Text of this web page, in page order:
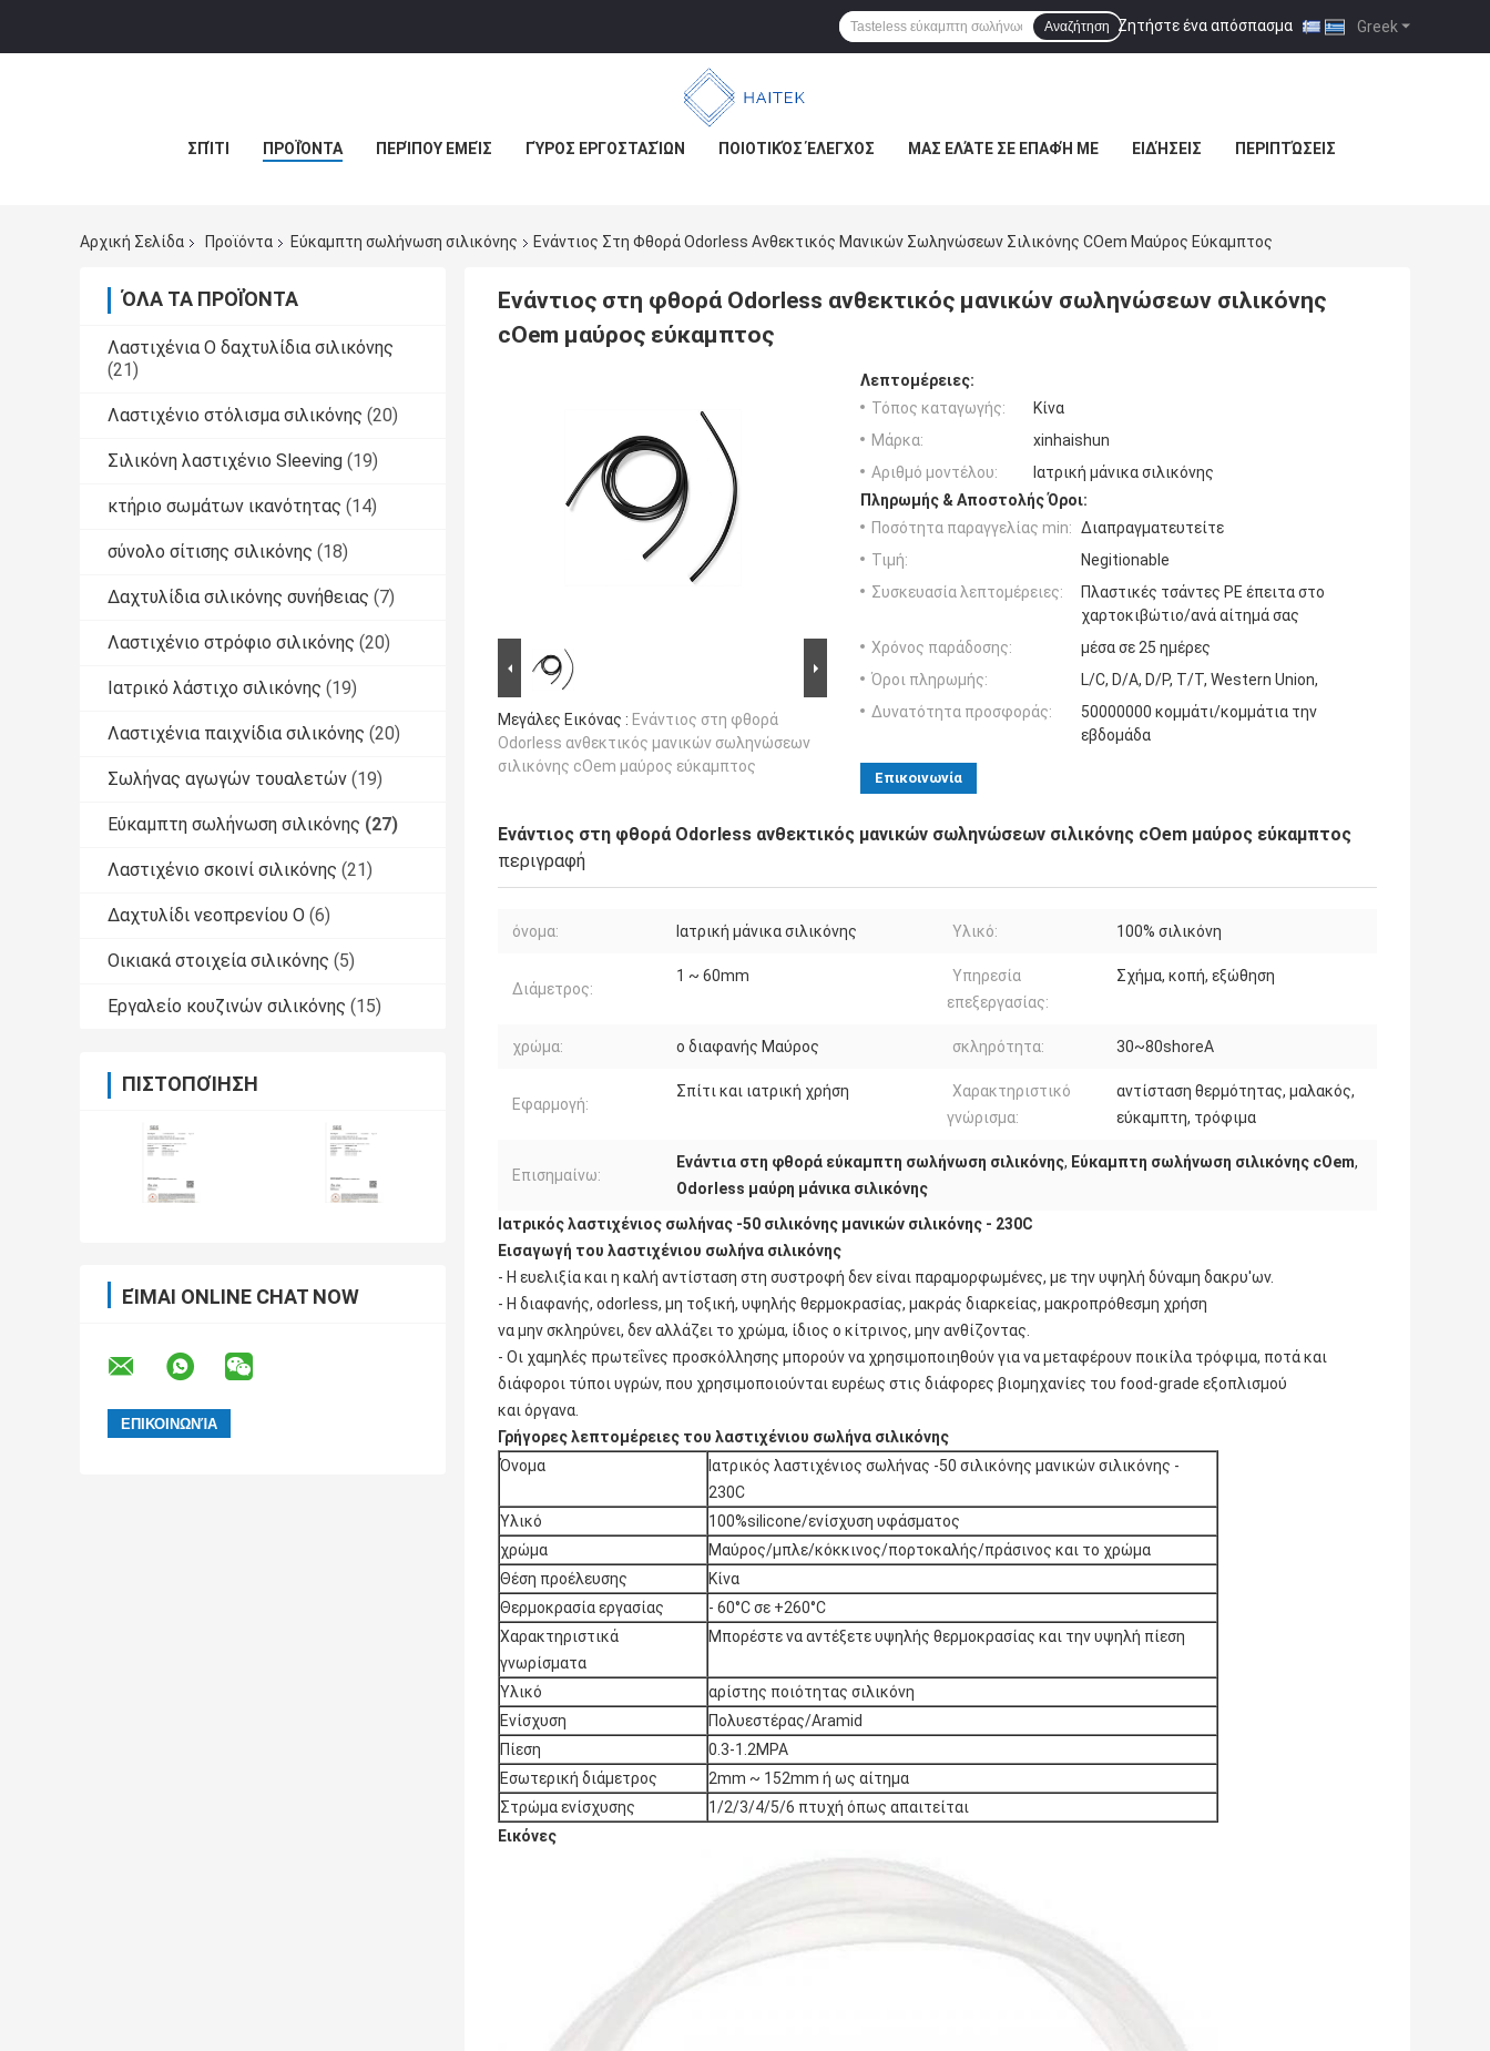
Greek
Ζητήστε ένα απόσπασμα |
Αναζήτηση
ΣΠΊΤΙ ΠΡΟΪΌΝΤΑ ΠΕΡΊΠΟΥ ΕΜΕΊΣ ΓΎΡΟΣ ΕΡΓΟΣΤΑΣΊΩΝ ΠΟΙΟΤΙΚΌΣ ΈΛΕΓΧΟΣ ΜΑΣ ΕΛΆΤΕ ΣΕ ΕΠΑΦΉ ΜΕ ΕΙΔΉΣΕΙΣ ΠΕΡΙΠΤΏΣΕΙΣ
Αρχική Σελίδα Προϊόντα Εύκαμπτη σωλήνωση σιλικόνης Ενάντιος Στη Φθορά Odorless Ανθεκτικός Μανικών Σωληνώσεων Σιλικόνης COem Μαύρος Εύκαμπτος
ΌΛΑ ΤΑ ΠΡΟΪΌΝΤΑ
Λαστιχένια Ο δαχτυλίδια σιλικόνης
(21)
Λαστιχένιο στόλισμα σιλικόνης (20)
Σιλικόνη λαστιχένιο Sleeving (19)
κτήριο σωμάτων ικανότητας (14)
σύνολο σίτισης σιλικόνης (18)
Δαχτυλίδια σιλικόνης συνήθειας (7)
Λαστιχένιο στρόφιο σιλικόνης (20)
Ιατρικό λάστιχο σιλικόνης (19)
Λαστιχένια παιχνίδια σιλικόνης (20)
Σωλήνας αγωγών τουαλετών (19)
Εύκαμπτη σωλήνωση σιλικόνης (27)
Λαστιχένιο σκοινί σιλικόνης (21)
Δαχτυλίδι νεοπρενίου Ο (6)
Οικιακά στοιχεία σιλικόνης (5)
Εργαλείο κουζινών σιλικόνης (15)
ΠΙΣΤΟΠΟΊΗΣΗ
ΕΊΜΑΙ ONLINE CHAT NOW
Ενάντιος στη φθορά Odorless ανθεκτικός μανικών σωληνώσεων σιλικόνης
cOem μαύρος εύκαμπτος
Μεγάλες Εικόνας : Ενάντιος στη φθορά
Odorless ανθεκτικός μανικών σωληνώσεων
σιλικόνης cOem μαύρος εύκαμπτος
Λεπτομέρειες:
Τόπος καταγωγής:
Κίνα
Μάρκα:
xinhaishun
Αριθμό μοντέλου:
Ιατρική μάνικα σιλικόνης
Πληρωμής & Αποστολής Όροι:
Ποσότητα παραγγελίας min: Διαπραγματευτείτε
Τιμή:
Negitionable
Συσκευασία λεπτομέρειες:
Πλαστικές τσάντες PE έπειτα στο
χαρτοκιβώτιο/ανά αίτημά σας
Χρόνος παράδοσης:
μέσα σε 25 ημέρες
Όροι πληρωμής:
L/C, D/A, D/P, T/T, Western Union,
Δυνατότητα προσφοράς:
50000000 κομμάτι/κομμάτια την
εβδομάδα
Επικοινωνία
Ενάντιος στη φθορά Odorless ανθεκτικός μανικών σωληνώσεων σιλικόνης cOem μαύρος εύκαμπτος
περιγραφή
όνομα: Ιατρική μάνικα σιλικόνης Υλικό: 100% σιλικόνη
Διάμετρος:
1 ~ 60mm
Υπηρεσία
επεξεργασίας:
Σχήμα, κοπή, εξώθηση
χρώμα: ο διαφανής Μαύρος σκληρότητα: 30~80shoreA
Εφαρμογή:
Σπίτι και ιατρική χρήση
Χαρακτηριστικό
γνώρισμα:
αντίσταση θερμότητας, μαλακός,
εύκαμπτη, τρόφιμα
Επισημαίνω:
Ενάντια στη φθορά εύκαμπτη σωλήνωση σιλικόνης, Εύκαμπτη σωλήνωση σιλικόνης cOem,
Odorless μαύρη μάνικα σιλικόνης
Ιατρικός λαστιχένιος σωλήνας -50 σιλικόνης μανικών σιλικόνης - 230C
Εισαγωγή του λαστιχένιου σωλήνα σιλικόνης
- Η ευελιξία και η καλή αντίσταση στη συστροφή δεν είναι παραμορφωμένες, με την υψηλή δύναμη δακρυ'ων.
- Η διαφανής, odorless, μη τοξική, υψηλής θερμοκρασίας, μακράς διαρκείας, μακροπρόθεσμη χρήση
να μην σκληρύνει, δεν αλλάζει το χρώμα, ίδιος ο κίτρινος, μην ανθίζοντας.
- Οι χαμηλές πρωτεΐνες προσκόλλησης μπορούν να χρησιμοποιηθούν για να μεταφέρουν ποικίλα τρόφιμα, ποτά και
διάφοροι τύποι υγρών, που χρησιμοποιούνται ευρέως στις διάφορες βιομηχανίες του food-grade εξοπλισμού
και όργανα.
Γρήγορες λεπτομέρειες του λαστιχένιου σωλήνα σιλικόνης
Όνομα
Ιατρικός λαστιχένιος σωλήνας -50 σιλικόνης μανικών σιλικόνης -
230C
Υλικό
100%silicone/ενίσχυση υφάσματος
χρώμα
Μαύρος/μπλε/κόκκινος/πορτοκαλής/πράσινος και το χρώμα
Θέση προέλευσης
Κίνα
Θερμοκρασία εργασίας
- 60°C σε +260°C
Χαρακτηριστικά
γνωρίσματα
Μπορέστε να αντέξετε υψηλής θερμοκρασίας και την υψηλή πίεση
Υλικό
αρίστης ποιότητας σιλικόνη
Ενίσχυση
Πολυεστέρας/Aramid
Πίεση
0.3-1.2MPA
Εσωτερική διάμετρος
2mm ~ 152mm ή ως αίτημα
Στρώμα ενίσχυσης
1/2/3/4/5/6 πτυχή όπως απαιτείται
Εικόνες